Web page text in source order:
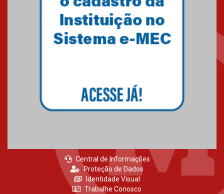
15.06.2026
Central de Informações
Proteção de Dados
Identidade Visual
Trabalhe Conosco